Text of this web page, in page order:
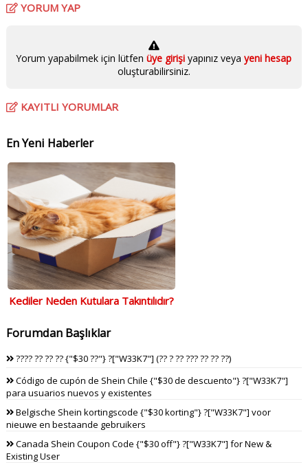
YORUM YAP
Yorum yapabilmek için lütfenüye girişiyapınız veya yeni hesap
oluşturabilirsiniz.
KAYITLI YORUMLAR
En Yeni Haberler
Kediler Neden Kutulara Takıntılıdır?
Forumdan Başlıklar
???? ?? ?? ?? {"$30 ??"} ?["W33K7"] (?? ? ?? ??? ?? ?? ??)
Código de cupón de Shein Chile {"$30 de descuento"} ?["W33K7"]
para usuarios nuevos y existentes
Belgische Shein kortingscode {"$30 korting"} ?["W33K7"] voor
nieuwe en bestaande gebruikers
Canada Shein Coupon Code {"$30 off"} ?["W33K7"] for New &
Existing User